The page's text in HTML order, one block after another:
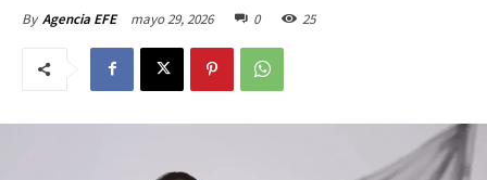
By Agencia EFE mayo 29, 2026 0 25